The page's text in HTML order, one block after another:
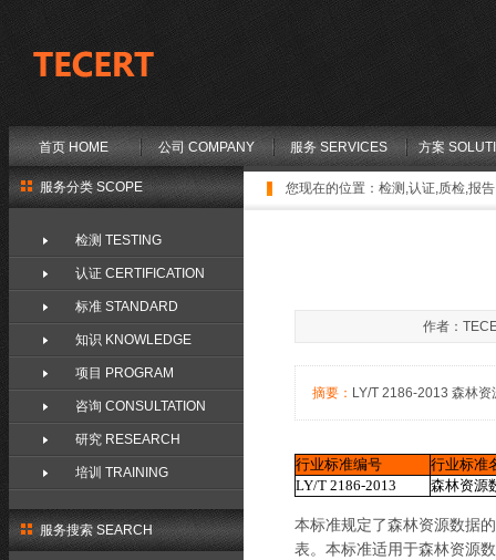
首页 HOME 公司 COMPANY 服务 SERVICES 方案
您现在的位置： 检测,认证,质检,报
服务搜索 SEARCH
作者：
摘要： LY/T 2186-2013 森林
行业标准编号
行业标准
LY/T 2186-2013
森林资源
本标准规定了森林资源数据
表。本标准适用于森林资源
服务分类 SCOPE
检测 TESTING
认证 CERTIFICATION
标准 STANDARD
知识 KNOWLEDGE
项目 PROGRAM
咨询 CONSULTATION
研究 RESEARCH
培训 TRAINING